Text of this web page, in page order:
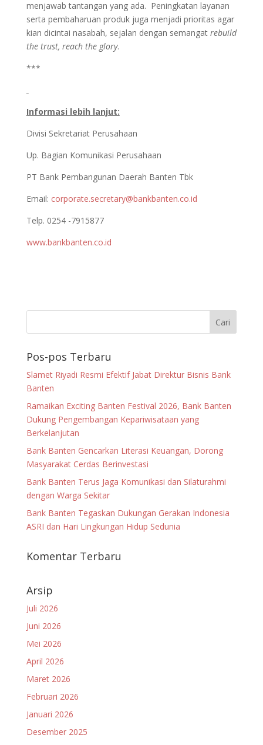
menjawab tantangan yang ada. Peningkatan layanan
serta pembaharuan produk juga menjadi prioritas agar
kian dicintai nasabah, sejalan dengan semangat rebuild
the trust, reach the glory.
***
Informasi lebih lanjut:
Divisi Sekretariat Perusahaan
Up. Bagian Komunikasi Perusahaan
PT Bank Pembangunan Daerah Banten Tbk
Email: corporate.secretary@bankbanten.co.id
Telp. 0254 -7915877
www.bankbanten.co.id
Pos-pos Terbaru
Slamet Riyadi Resmi Efektif Jabat Direktur Bisnis Bank
Banten
Ramaikan Exciting Banten Festival 2026, Bank Banten
Dukung Pengembangan Kepariwisataan yang
Berkelanjutan
Bank Banten Gencarkan Literasi Keuangan, Dorong
Masyarakat Cerdas Berinvestasi
Bank Banten Terus Jaga Komunikasi dan Silaturahmi
dengan Warga Sekitar
Bank Banten Tegaskan Dukungan Gerakan Indonesia
ASRI dan Hari Lingkungan Hidup Sedunia
Komentar Terbaru
Arsip
Juli 2026
Juni 2026
Mei 2026
April 2026
Maret 2026
Februari 2026
Januari 2026
Desember 2025